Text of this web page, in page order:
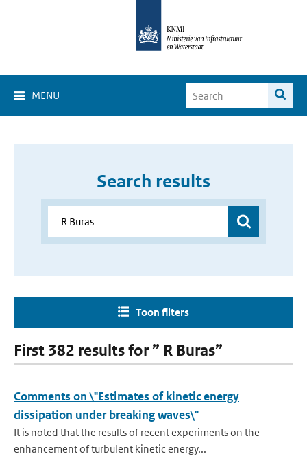
MENU
Search results
Toon filters
First 382 results for ” R Buras”
Comments on \"Estimates of kinetic energy
dissipation under breaking waves\"
It is noted that the results of recent experiments on the
enhancement of turbulent kinetic energy...